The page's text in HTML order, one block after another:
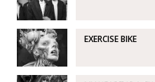
EXERCISE BIKE